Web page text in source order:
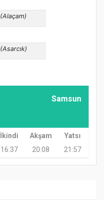
Samsun
İkindi Akşam
Yatsı
16:37 20:08 21:57